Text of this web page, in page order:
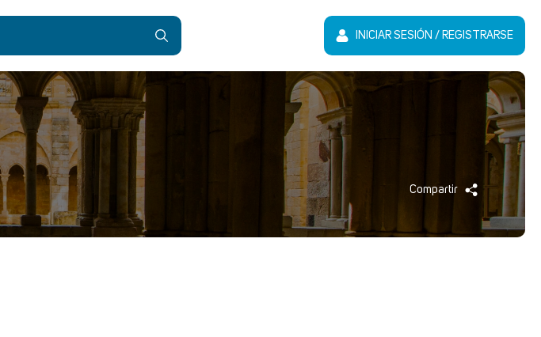
INICIAR SESIÓN / REGISTRARSE
Compartir